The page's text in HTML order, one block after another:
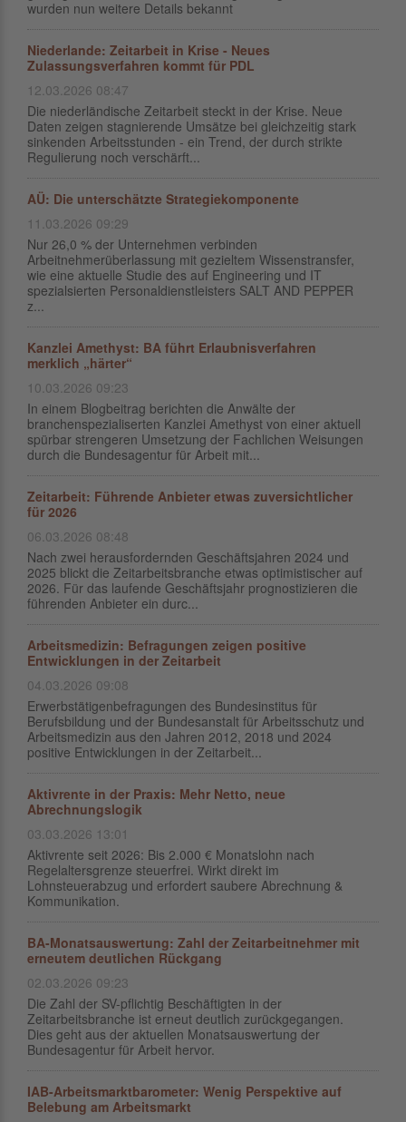
wurden nun weitere Details bekannt
Niederlande: Zeitarbeit in Krise - Neues
Zulassungsverfahren kommt für PDL
12.03.2026 08:47
Die niederländische Zeitarbeit steckt in der Krise. Neue
Daten zeigen stagnierende Umsätze bei gleichzeitig stark
sinkenden Arbeitsstunden - ein Trend, der durch strikte
Regulierung noch verschärft...
AÜ: Die unterschätzte Strategiekomponente
11.03.2026 09:29
Nur 26,0 % der Unternehmen verbinden
Arbeitnehmerüberlassung mit gezieltem Wissenstransfer,
wie eine aktuelle Studie des auf Engineering und IT
spezialsierten Personaldienstleisters SALT AND PEPPER
z...
Kanzlei Amethyst: BA führt Erlaubnisverfahren
merklich „härter“
10.03.2026 09:23
In einem Blogbeitrag berichten die Anwälte der
branchenspezialiserten Kanzlei Amethyst von einer aktuell
spürbar strengeren Umsetzung der Fachlichen Weisungen
durch die Bundesagentur für Arbeit mit...
Zeitarbeit: Führende Anbieter etwas zuversichtlicher
für 2026
06.03.2026 08:48
Nach zwei herausfordernden Geschäftsjahren 2024 und
2025 blickt die Zeitarbeitsbranche etwas optimistischer auf
2026. Für das laufende Geschäftsjahr prognostizieren die
führenden Anbieter ein durc...
Arbeitsmedizin: Befragungen zeigen positive
Entwicklungen in der Zeitarbeit
04.03.2026 09:08
Erwerbstätigenbefragungen des Bundesinstitus für
Berufsbildung und der Bundesanstalt für Arbeitsschutz und
Arbeitsmedizin aus den Jahren 2012, 2018 und 2024
positive Entwicklungen in der Zeitarbeit...
Aktivrente in der Praxis: Mehr Netto, neue
Abrechnungslogik
03.03.2026 13:01
Aktivrente seit 2026: Bis 2.000 € Monatslohn nach
Regelaltersgrenze steuerfrei. Wirkt direkt im
Lohnsteuerabzug und erfordert saubere Abrechnung &
Kommunikation.
BA-Monatsauswertung: Zahl der Zeitarbeitnehmer mit
erneutem deutlichen Rückgang
02.03.2026 09:23
Die Zahl der SV-pflichtig Beschäftigten in der
Zeitarbeitsbranche ist erneut deutlich zurückgegangen.
Dies geht aus der aktuellen Monatsauswertung der
Bundesagentur für Arbeit hervor.
IAB-Arbeitsmarktbarometer: Wenig Perspektive auf
Belebung am Arbeitsmarkt